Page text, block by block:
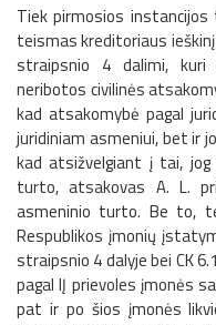
Tiek pirmosios
teismas kreditoriaus
straipsnio 4 dalimi,
neribotos civilinės
kad atsakomybė pagal
juridiniam asmeniui, bet ir
kad atsižvelgiant į tai,
turto, atsakovas A. L.
asmeninio turto. Be to,
Respublikos įmonių
straipsnio 4 dalyje bei CK
pagal IĮ prievoles įmonės
pat ir po šios įmonės